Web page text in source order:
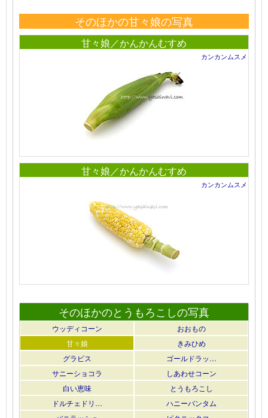
そのほかの甘々娘の写真
甘々娘／かんかんむすめ
カンカンムスメ
甘々娘／かんかんむすめ
カンカンムスメ
そのほかのとうもろこしの写真
ウッディコーン
おおもの
甘々娘
きみひめ
グラビス
ゴールドラッ…
サニーショコラ
しあわせコーン
白い恵味
とうもろこし
ドルチェドリ…
ハニーバンタム